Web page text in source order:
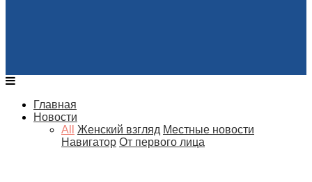
Главная
Новости
All
Женский взгляд Местные новости
Навигатор От первого лица